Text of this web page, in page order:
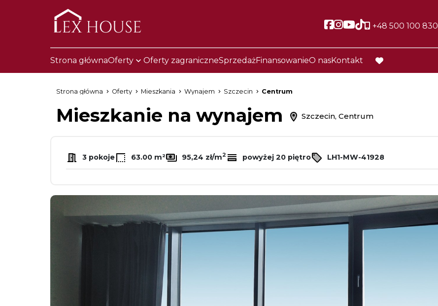
Social link
Social link
Social link
Social link
+48 500 100 830
Strona głównaOferty Oferty zagraniczneSprzedażFinansowanieO nasKontakt
favorite
Strona główna Oferty Mieszkania Wynajem Szczecin Centrum
Mieszkanie na wynajem Szczecin, Centrum
3 pokoje 63.00 m² 95,24 zł/m2 powyżej 20 piętro LH1-MW-41928